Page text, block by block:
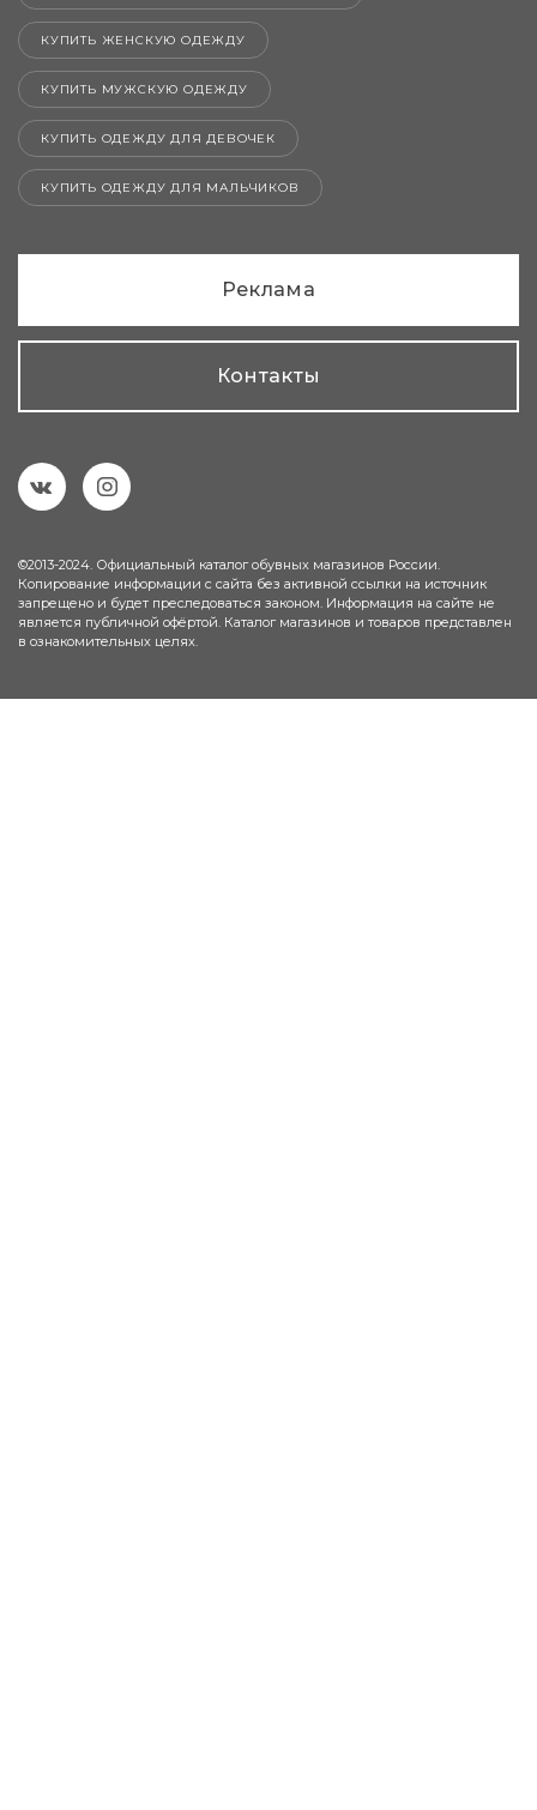
КУПИТЬ ЖЕНСКУЮ ОДЕЖДУ
КУПИТЬ МУЖСКУЮ ОДЕЖДУ
КУПИТЬ ОДЕЖДУ ДЛЯ ДЕВОЧЕК
КУПИТЬ ОДЕЖДУ ДЛЯ МАЛЬЧИКОВ
Реклама
Контакты
©2013-2024. Официальный каталог обувных магазинов России.
Копирование информации с сайта без активной ссылки на источник
запрещено и будет преследоваться законом. Информация на сайте не
является публичной офёртой. Каталог магазинов и товаров представлен
в ознакомительных целях.